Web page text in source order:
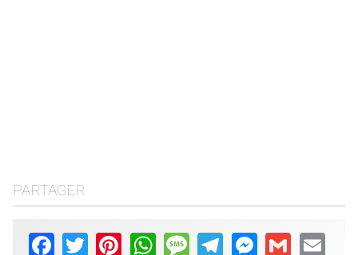
PARTAGER
Facebook
Twitter PinterestWhatsAppMessageTelegramMessenger
Gmail Email